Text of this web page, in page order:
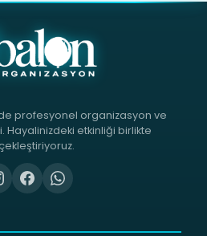
profesyonel organizasyon ve
Hayalinizdeki etkinliği birlikte